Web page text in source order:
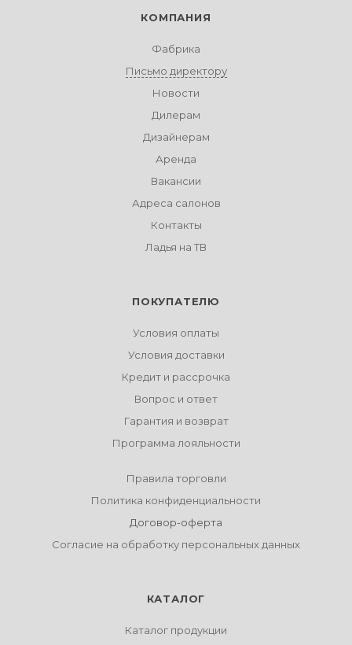
КОМПАНИЯ
Фабрика
Письмо директору
Новости
Дилерам
Дизайнерам
Аренда
Вакансии
Адреса салонов
Контакты
Ладья на ТВ
ПОКУПАТЕЛЮ
Условия оплаты
Условия доставки
Кредит и рассрочка
Вопрос и ответ
Гарантия и возврат
Программа лояльности
Правила торговли
Политика конфиденциальности
Договор-оферта
Согласие на обработку персональных данных
КАТАЛОГ
Каталог продукции